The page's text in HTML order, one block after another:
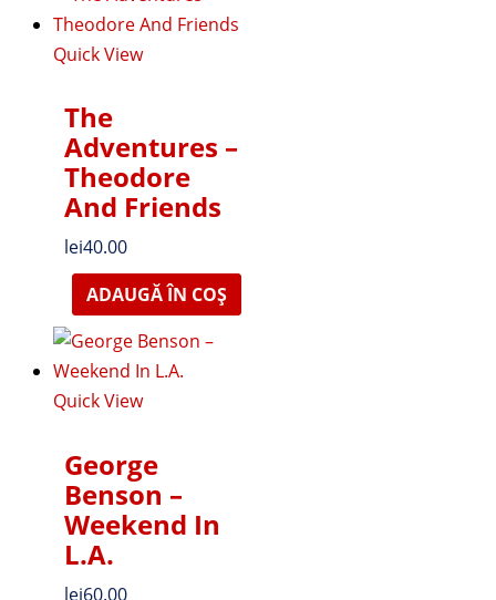
Quick View
The
Adventures –
Theodore
And Friends
lei40.00
ADAUGĂ ÎN COȘ
Quick View
George
Benson –
Weekend In
L.A.
lei60.00